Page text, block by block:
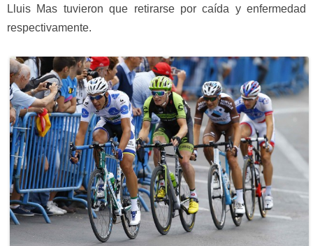
Lluis Mas tuvieron que retirarse por caída y enfermedad
respectivamente.